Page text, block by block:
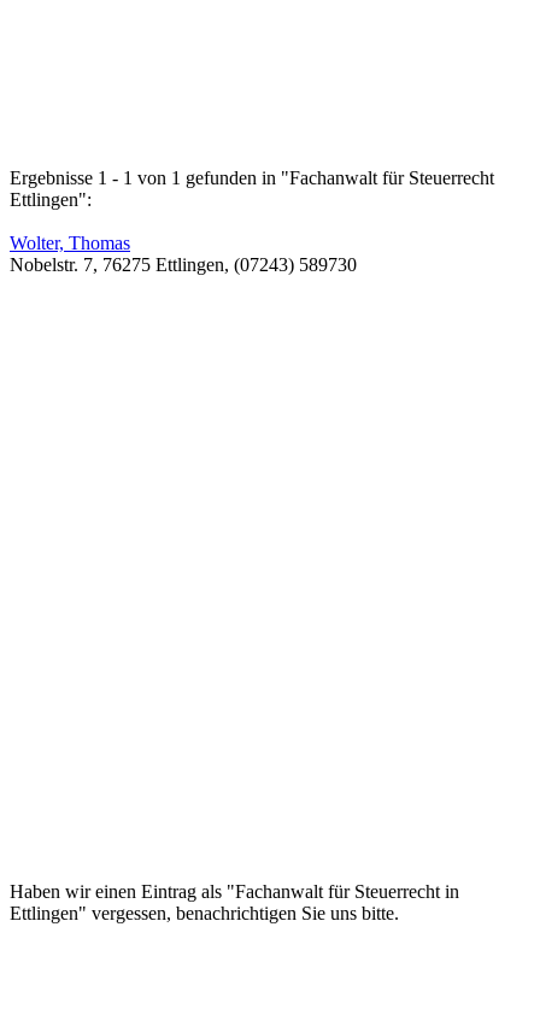
Ergebnisse 1 - 1 von 1 gefunden in "Fachanwalt für Steuerrecht
Ettlingen":
Wolter, Thomas
Nobelstr. 7, 76275 Ettlingen, (07243) 589730
Haben wir einen Eintrag als "Fachanwalt für Steuerrecht in
Ettlingen" vergessen, benachrichtigen Sie uns bitte.